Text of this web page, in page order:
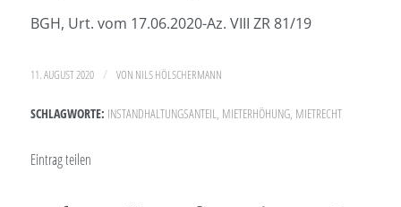
BGH, Urt. vom 17.06.2020-Az. VIII ZR 81/19
11. AUGUST 2020 / VON NILS HÖLSCHERMANN
SCHLAGWORTE: INSTANDHALTUNGSANTEIL MIETERHÖHUNG, MIETRECHT
Eintrag teilen